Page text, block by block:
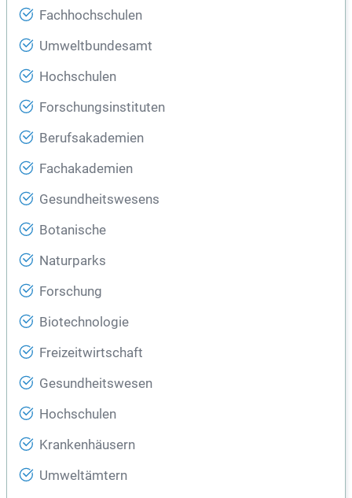
Fachhochschulen
Umweltbundesamt
Hochschulen
Forschungsinstituten
Berufsakademien
Fachakademien
Gesundheitswesens
Botanische
Naturparks
Forschung
Biotechnologie
Freizeitwirtschaft
Gesundheitswesen
Hochschulen
Krankenhäusern
Umweltämtern